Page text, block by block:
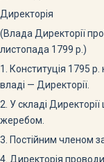
Директорія
(Влада Директорії
листопада 1799 р.)
1. Конституція 1795
владі — Директорії.
2. У складі
жеребом.
3. Постійним членом
4. Директорія